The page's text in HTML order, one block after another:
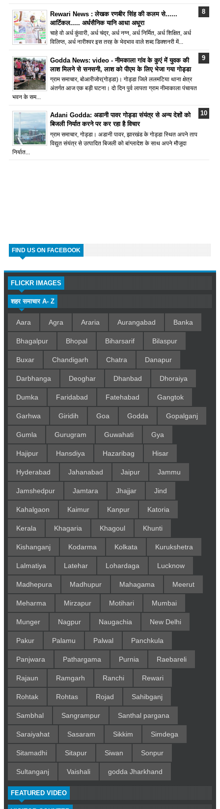
Rewari News : लेखक रणबीर सिंह की कलम से......
आर्टिकल..... अर्धसैनिक यानि आधा अधूरा
चाहे वो अर्ध कुंवारी, अर्ध चंद्र, अर्ध नग्न, अर्ध निर्मित, अर्ध शिक्षित, अर्ध
विलिप्त, अर्ध नारीश्वर इस तरह के भेदभाव वाले शब्द डिक्शनरी में...
Godda News: video - नीमकाला गांव के कुएं में युवक की
लाश मिलने से सनसनी, लाश को पीएम के लिए भेजा गया गोड्डा
ग्राम समाचार, बोआरीजोर(गोड्डा)। गोड्डा जिले ललमटिया थाना क्षेत्र
अंतर्गत आज एक बड़ी घटना। दो दिन पुर्व लापता ग्राम नीमाकाला पंचायत
भवन के सम...
Adani Godda: अडानी पावर गोड्डा संयंत्र से अन्य देशों को
बिजली निर्यात करने पर कर रहा है विचार
ग्राम समाचार, गोड्डा। अडानी पावर, झारखंड के गोड्डा स्थित अपने ताप
विद्युत संयंत्र से उत्पादित बिजली को बांग्लादेश के साथ अपने मौजूदा
निर्यात...
FIND US ON FACEBOOK
FLICKR IMAGES
शहर समाचार A- Z
Aara Agra Araria Aurangabad Banka
Bhagalpur Bhopal Biharsarif Bilaspur
Buxar Chandigarh Chatra Danapur
Darbhanga Deoghar Dhanbad Dhoraiya
Dumka Faridabad Fatehabad Gangtok
Garhwa Giridih Goa Godda Gopalganj
Gumla Gurugram Guwahati Gya
Hajipur Hansdiya Hazaribag Hisar
Hyderabad Jahanabad Jaipur Jammu
Jamshedpur Jamtara Jhajjar Jind
Kahalgaon Kaimur Kanpur Katoria
Kerala Khagaria Khagoul Khunti
Kishanganj Kodarma Kolkata Kurukshetra
Lalmatiya Latehar Lohardaga Lucknow
Madhepura Madhupur Mahagama Meerut
Meharma Mirzapur Motihari Mumbai
Munger Nagpur Naugachia New Delhi
Pakur Palamu Palwal Panchkula
Panjwara Pathargama Purnia Raebareli
Rajaun Ramgarh Ranchi Rewari
Rohtak Rohtas Rojad Sahibganj
Sambhal Sangrampur Santhal pargana
Saraiyahat Sasaram Sikkim Simdega
Sitamadhi Sitapur Siwan Sonpur
Sultanganj Vaishali godda Jharkhand
FEATURED VIDEO